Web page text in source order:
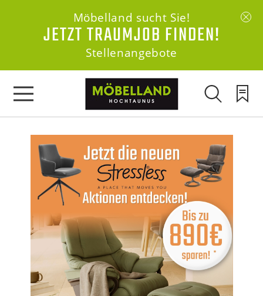
Möbelland sucht Sie!
JETZT TRAUMJOB FINDEN!
Stellenangebote